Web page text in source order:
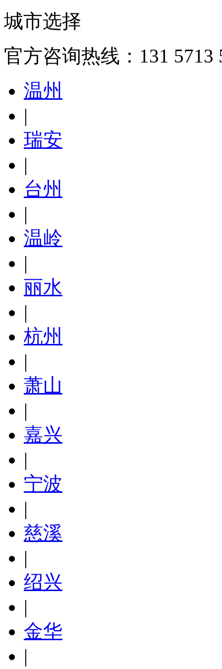
城市选择
官方咨询热线：131 5713
温州
|
瑞安
|
台州
|
温岭
|
丽水
|
杭州
|
萧山
|
嘉兴
|
宁波
|
慈溪
|
绍兴
|
金华
|